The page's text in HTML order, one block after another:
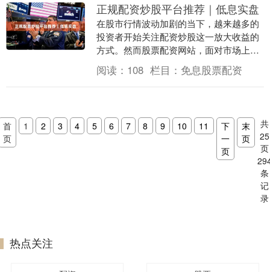
正规配资炒股平台推荐｜低息实盘
在股市行情波动加剧的当下，越来越多的
投资者开始关注配资炒股这一放大收益的
方式。然而股票配资网站，面对市场上鱼
龙混杂的配资平台，如何选择一家正规、
安全、低息的实盘....
阅读： 108 栏目： 免息股票配资
首
页
1 2 3 4 5 6 7 8 9 10 11
下
一
页
末
页
共
25
页
条
记
录
热点关注